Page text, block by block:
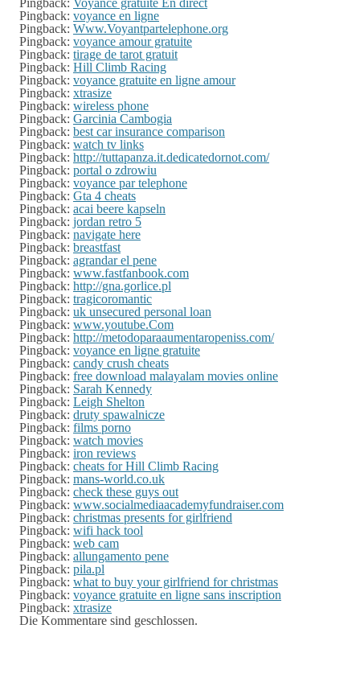
Pingback: voyance en ligne
Pingback: Www.Voyantpartelephone.org
Pingback: voyance amour gratuite
Pingback: tirage de tarot gratuit
Pingback: Hill Climb Racing
Pingback: voyance gratuite en ligne amour
Pingback: xtrasize
Pingback: wireless phone
Pingback: Garcinia Cambogia
Pingback: best car insurance comparison
Pingback: watch tv links
Pingback: http://tuttapanza.it.dedicatedornot.com/
Pingback: portal o zdrowiu
Pingback: voyance par telephone
Pingback: Gta 4 cheats
Pingback: acai beere kapseln
Pingback: jordan retro 5
Pingback: navigate here
Pingback: breastfast
Pingback: agrandar el pene
Pingback: www.fastfanbook.com
Pingback: http://gna.gorlice.pl
Pingback: tragicoromantic
Pingback: uk unsecured personal loan
Pingback: www.youtube.Com
Pingback: http://metodoparaaumentaropeniss.com/
Pingback: voyance en ligne gratuite
Pingback: candy crush cheats
Pingback: free download malayalam movies online
Pingback: Sarah Kennedy
Pingback: Leigh Shelton
Pingback: druty spawalnicze
Pingback: films porno
Pingback: watch movies
Pingback: iron reviews
Pingback: cheats for Hill Climb Racing
Pingback: mans-world.co.uk
Pingback: check these guys out
Pingback: www.socialmediaacademyfundraiser.com
Pingback: christmas presents for girlfriend
Pingback: wifi hack tool
Pingback: web cam
Pingback: allungamento pene
Pingback: pila.pl
Pingback: what to buy your girlfriend for christmas
Pingback: voyance gratuite en ligne sans inscription
Pingback: xtrasize
Die Kommentare sind geschlossen.